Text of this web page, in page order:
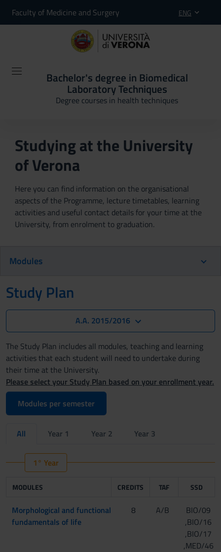
Faculty of Medicine and Surgery ENG
Bachelor's degree in Biomedical
Laboratory Techniques
Degree courses in health techniques
Studying at the University
of Verona
Here you can find information on the organisational
aspects of the Programme, lecture timetables, learning
activities and useful contact details for your time at the
University, from enrolment to graduation.
Modules
Study Plan
A.A. 2015/2016
The Study Plan includes all modules, teaching and learning
activities that each student will need to undertake during
their time at the University.
Please select your Study Plan based on your enrollment year.
Modules per semester
All Year 1 Year 2 Year 3
1° Year
MODULES CREDITS TAF SSD
Morphological and functional
fundamentals of life
8 A/B
BIO/09
,BIO/16
,BIO/17
,MED/46